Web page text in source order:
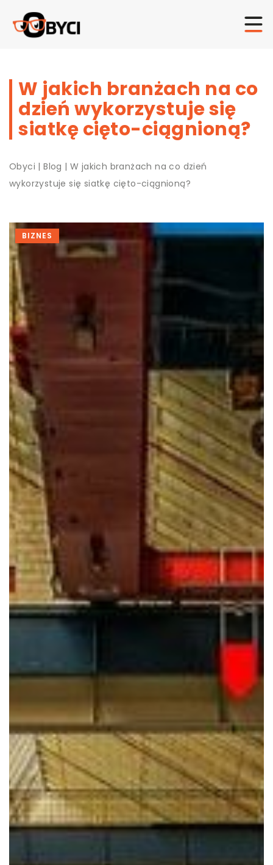
W jakich branżach na co
dzień wykorzystuje się
siatkę cięto-ciągnioną?
Obyci |Blog |W jakich branżach na co dzień
wykorzystuje się siatkę cięto-ciągnioną?
BIZNES